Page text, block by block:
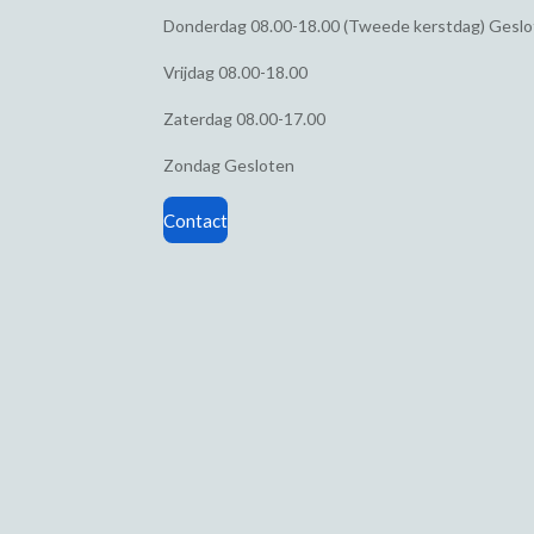
Donderdag08.00-18.00 (Tweede kerstdag)
Vrijdag08.00-18.00
Zaterdag08.00-17.00
ZondagGesloten
Contact